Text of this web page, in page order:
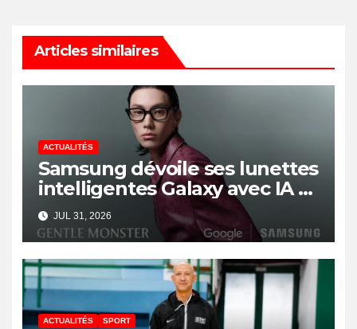
Articles similaires
ACTUALITÉS
Samsung dévoile ses lunettes
intelligentes Galaxy avec IA et
Gemini
JUL 31, 2026
ACTUALITÉS SPORT